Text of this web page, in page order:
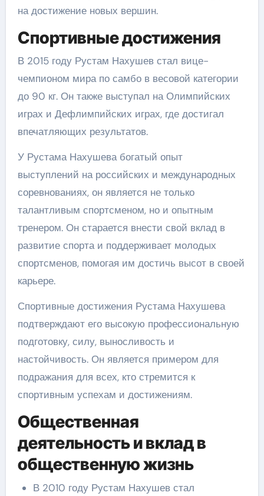
на достижение новых вершин.
Спортивные достижения
В 2015 году Рустам Нахушев стал вице-
чемпионом мира по самбо в весовой категории
до 90 кг. Он также выступал на Олимпийских
играх и Дефлимпийских играх, где достигал
впечатляющих результатов.
У Рустама Нахушева богатый опыт
выступлений на российских и международных
соревнованиях, он является не только
талантливым спортсменом, но и опытным
тренером. Он старается внести свой вклад в
развитие спорта и поддерживает молодых
спортсменов, помогая им достичь высот в своей
карьере.
Спортивные достижения Рустама Нахушева
подтверждают его высокую профессиональную
подготовку, силу, выносливость и
настойчивость. Он является примером для
подражания для всех, кто стремится к
спортивным успехам и достижениям.
Общественная
деятельность и вклад в
общественную жизнь
В 2010 году Рустам Нахушев стал